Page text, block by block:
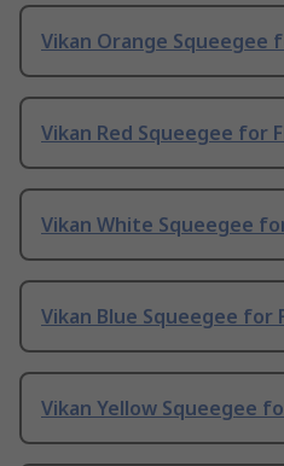
Vikan Orange Squeegee
Vikan Red Squeegee for
Vikan White Squeegee
Vikan Blue Squeegee for
Vikan Yellow Squeegee